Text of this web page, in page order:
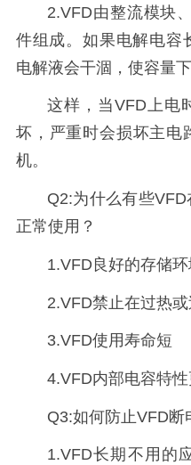
2.VFD由整流模块
件组成。如果电解电容
电解液会干涸，使容量
这样，当VFD上电
坏，严重时会损坏主电
机。
Q2:为什么有些
正常使用？
1.VFD良好的存储
2.VFD禁止在过热
3.VFD使用寿命短
4.VFD内部电容特性
Q3:如何防止VFD断
1.VFD长期不用的